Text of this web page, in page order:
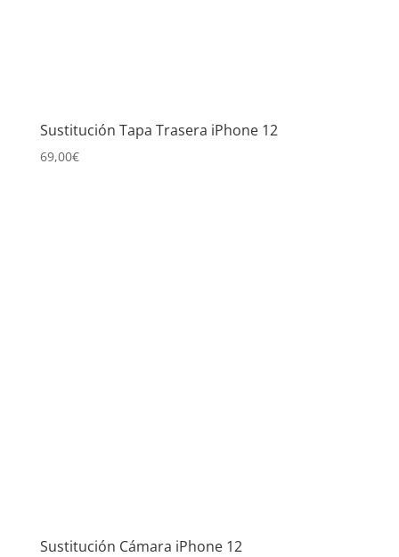
Sustitución Tapa Trasera iPhone 12
69,00€
Sustitución Cámara iPhone 12